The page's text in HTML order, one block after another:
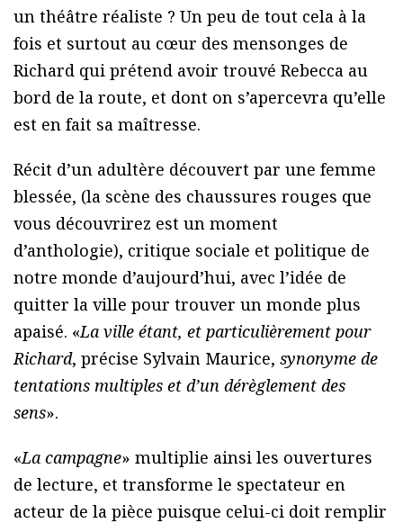
un théâtre réaliste ? Un peu de tout cela à la
fois et surtout au cœur des mensonges de
Richard qui prétend avoir trouvé Rebecca au
bord de la route, et dont on s’apercevra qu’elle
est en fait sa maîtresse.
Récit d’un adultère découvert par une femme
blessée, (la scène des chaussures rouges que
vous découvrirez est un moment
d’anthologie), critique sociale et politique de
notre monde d’aujourd’hui, avec l’idée de
quitter la ville pour trouver un monde plus
apaisé. «La ville étant, et particulièrement pour
Richard, précise Sylvain Maurice, synonyme de
tentations multiples et d’un dérèglement des
sens».
«La campagne» multiplie ainsi les ouvertures
de lecture, et transforme le spectateur en
acteur de la pièce puisque celui-ci doit remplir